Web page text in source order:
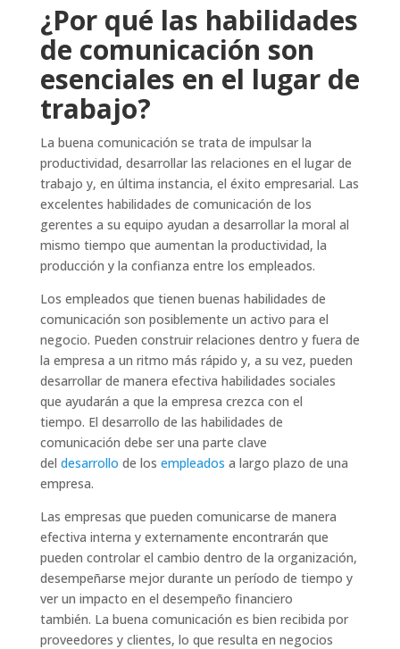
¿Por qué las habilidades
de comunicación son
esenciales en el lugar de
trabajo?
La buena comunicación se trata de impulsar la
productividad, desarrollar las relaciones en el lugar de
trabajo y, en última instancia, el éxito empresarial. Las
excelentes habilidades de comunicación de los
gerentes a su equipo ayudan a desarrollar la moral al
mismo tiempo que aumentan la productividad, la
producción y la confianza entre los empleados.
Los empleados que tienen buenas habilidades de
comunicación son posiblemente un activo para el
negocio. Pueden construir relaciones dentro y fuera de
la empresa a un ritmo más rápido y, a su vez, pueden
desarrollar de manera efectiva habilidades sociales
que ayudarán a que la empresa crezca con el
tiempo. El desarrollo de las habilidades de
comunicación debe ser una parte clave
del desarrollo de los empleados a largo plazo de una
empresa.
Las empresas que pueden comunicarse de manera
efectiva interna y externamente encontrarán que
pueden controlar el cambio dentro de la organización,
desempeñarse mejor durante un período de tiempo y
ver un impacto en el desempeño financiero
también. La buena comunicación es bien recibida por
proveedores y clientes, lo que resulta en negocios